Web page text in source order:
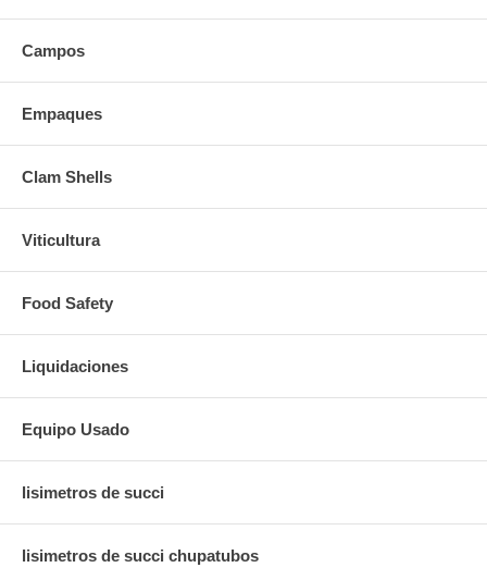
Campos
Empaques
Clam Shells
Viticultura
Food Safety
Liquidaciones
Equipo Usado
lisimetros de succi
lisimetros de succi chupatubos